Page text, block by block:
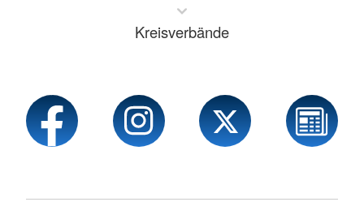
Kreisverbände